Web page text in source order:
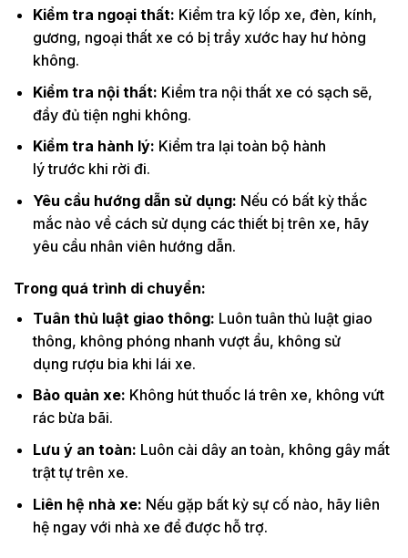
Kiểm tra ngoại thất: Kiểm tra kỹ lốp xe, đèn, kính,
gương, ngoại thất xe có bị trầy xước hay hư hỏng
không.
Kiểm tra nội thất: Kiểm tra nội thất xe có sạch sẽ,
đầy đủ tiện nghi không.
Kiểm tra hành lý: Kiểm tra lại toàn bộ hành
lý trước khi rời đi.
Yêu cầu hướng dẫn sử dụng: Nếu có bất kỳ thắc
mắc nào về cách sử dụng các thiết bị trên xe, hãy
yêu cầu nhân viên hướng dẫn.
Trong quá trình di chuyển:
Tuân thủ luật giao thông: Luôn tuân thủ luật giao
thông, không phóng nhanh vượt ẩu, không sử
dụng rượu bia khi lái xe.
Bảo quản xe: Không hút thuốc lá trên xe, không vứt
rác bừa bãi.
Lưu ý an toàn: Luôn cài dây an toàn, không gây mất
trật tự trên xe.
Liên hệ nhà xe: Nếu gặp bất kỳ sự cố nào, hãy liên
hệ ngay với nhà xe để được hỗ trợ.